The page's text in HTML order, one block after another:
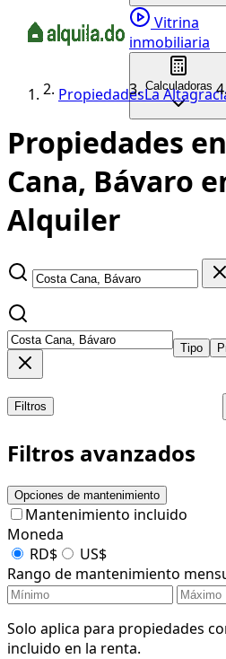
Vitrina
inmobiliaria
Calculadoras
PropiedadesLa
Propiedades
Cana, Bávaro
Alquiler
Tipo
Filtros
Filtros avanzados
Opciones de mantenimiento
Mantenimiento incluido
Moneda
RD$
US$
Rango de mantenimiento
Solo aplica para propiedades
incluido en la renta.